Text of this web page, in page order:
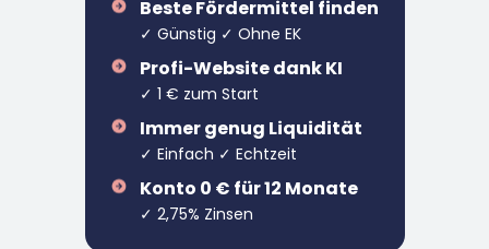
Beste Fördermittel finden
✓ Günstig ✓ Ohne EK
Profi-Website dank KI
✓ 1 € zum Start
Immer genug Liquidität
✓ Einfach ✓ Echtzeit
Konto 0 € für 12 Monate
✓ 2,75% Zinsen